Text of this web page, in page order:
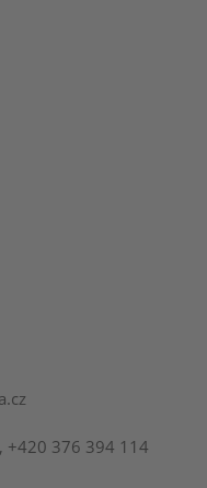
+420 376 394 114